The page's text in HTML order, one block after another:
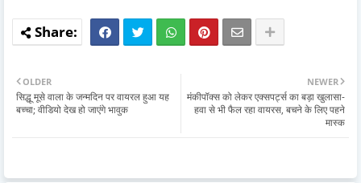
NEWER
मंकीपॉक्स को लेकर एक्सपर्ट्स का बड़ा खुलासा-
हवा से भी फैल रहा वायरस, बचने के लिए पहने
मास्क
OLDER
सिद्धू मूसे वाला के जन्मदिन पर वायरल हुआ यह
बच्चा; वीडियो देख हो जाएंगे भावुक